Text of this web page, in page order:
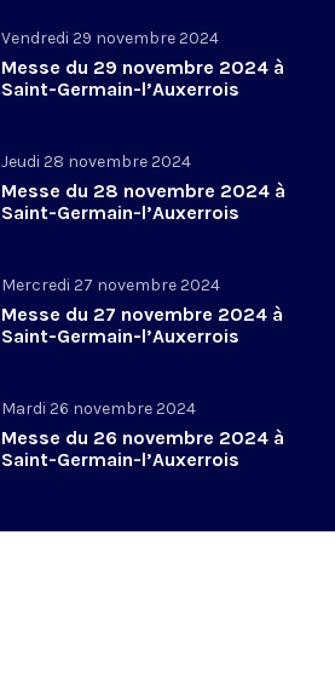
Vendredi 29 novembre 2024
Messe du 29 novembre 2024 à
Saint-Germain-l’Auxerrois
Jeudi 28 novembre 2024
Messe du 28 novembre 2024 à
Saint-Germain-l’Auxerrois
Mercredi 27 novembre 2024
Messe du 27 novembre 2024 à
Saint-Germain-l’Auxerrois
Mardi 26 novembre 2024
Messe du 26 novembre 2024 à
Saint-Germain-l’Auxerrois